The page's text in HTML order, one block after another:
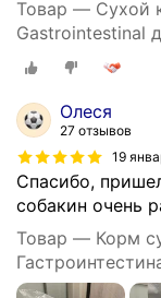
Товар — Сухой
Gastrointestinal
пищеварения, 15
Олеся
27 отзывов
19
Спасибо,
собакин очень
Товар — Корм
расстройствах